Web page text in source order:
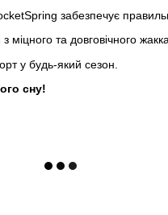
забезпечує
міцного та довговічного
у будь-який сезон.
сну!